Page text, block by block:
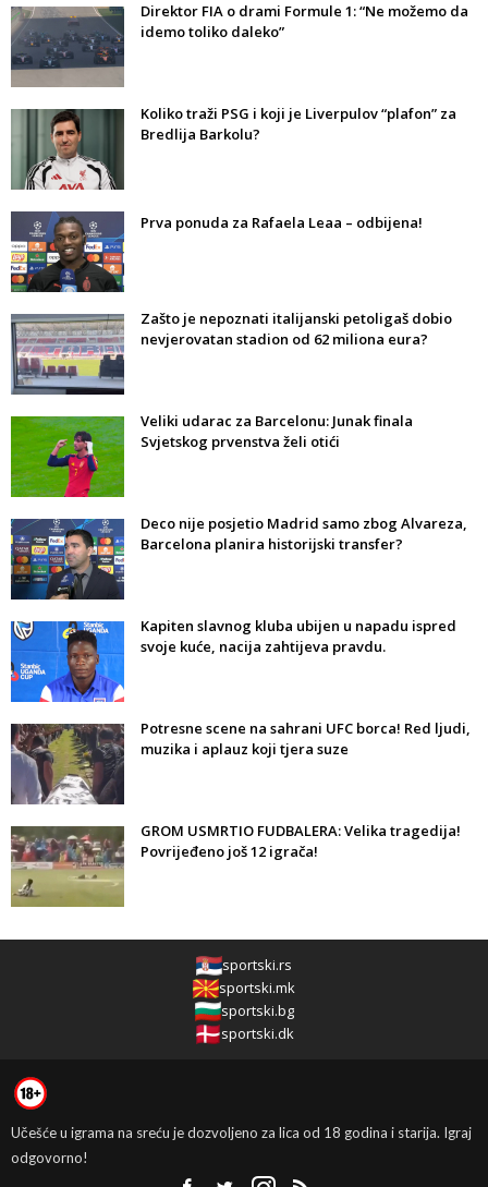
Direktor FIA o drami Formule 1: “Ne možemo da
idemo toliko daleko”
Koliko traži PSG i koji je Liverpulov “plafon” za
Bredlija Barkolu?
Prva ponuda za Rafaela Leaa – odbijena!
Zašto je nepoznati italijanski petoligaš dobio
nevjerovatan stadion od 62 miliona eura?
Veliki udarac za Barcelonu: Junak finala
Svjetskog prvenstva želi otići
Deco nije posjetio Madrid samo zbog Alvareza,
Barcelona planira historijski transfer?
Kapiten slavnog kluba ubijen u napadu ispred
svoje kuće, nacija zahtijeva pravdu.
Potresne scene na sahrani UFC borca! Red ljudi,
muzika i aplauz koji tjera suze
GROM USMRTIO FUDBALERA: Velika tragedija!
Povrijeđeno još 12 igrača!
sportski.rs
sportski.mk
sportski.bg
sportski.dk
Učešće u igrama na sreću je dozvoljeno za lica od 18 godina i starija. Igraj
odgovorno!